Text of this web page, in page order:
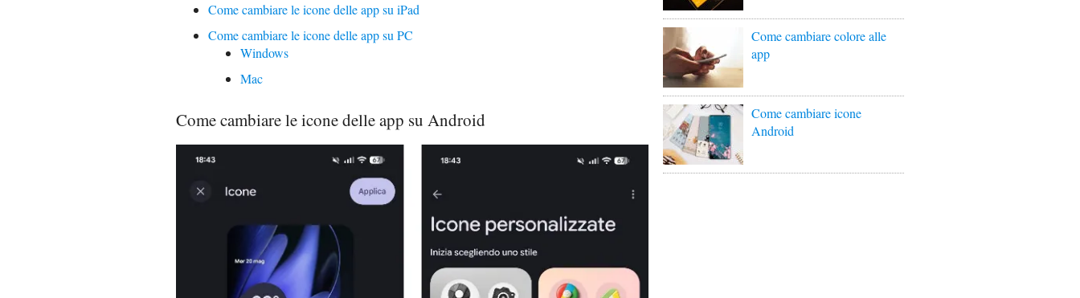
Come cambiare le icone delle app su iPad
Come cambiare le icone delle app su PC
Windows
Mac
Come cambiare le icone delle app su Android
Come cambiare colore alle
app
Come cambiare icone
Android